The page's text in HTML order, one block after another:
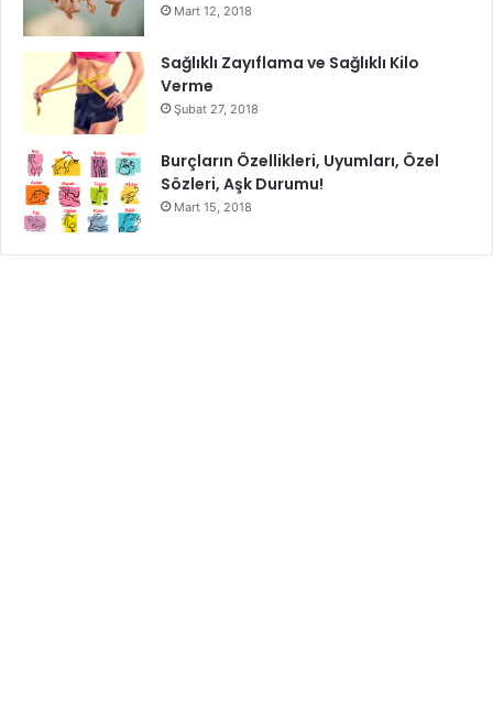
Mart 12, 2018
Sağlıklı Zayıflama ve Sağlıklı Kilo
Verme
Şubat 27, 2018
Burçların Özellikleri, Uyumları, Özel
Sözleri, Aşk Durumu!
Mart 15, 2018